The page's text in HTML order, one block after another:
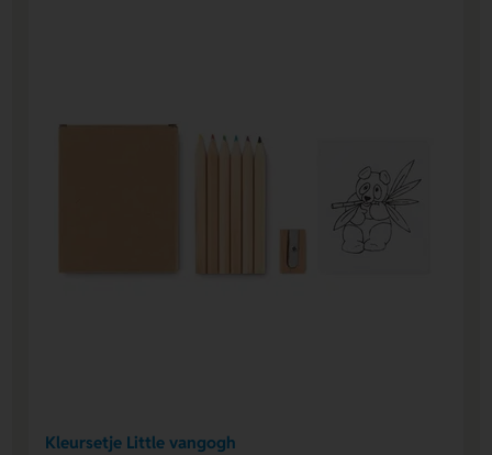
Kleursetje Little vangogh